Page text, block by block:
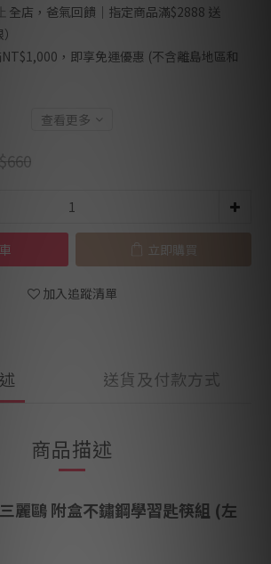
全店，爸氣回饋｜指定商品滿$2888 送
，即享免運優惠 (不含離島地區和
查看更多
立即購買
加入追蹤清單
送貨及付款方式
商品描述
麗鷗 附盒不鏽鋼學習匙筷組 (左